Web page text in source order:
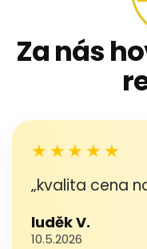
Za nás
★★★★★
„kvalita cena
luděk V.
10.5.2026